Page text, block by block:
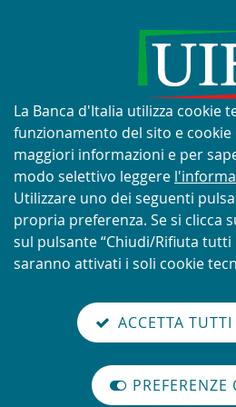
Tentativi di truffa
improprio del
della UIF
SCOPRI DI
Organizzazione
Rapporto annuale per il 2017, n. 10 - 2018
Informativa
sui
cookie:
La Banca d'Italia utilizza cookie
funzionamento del sito e
maggiori informazioni e per
modo selettivo leggere
Utilizzare uno dei seguenti
propria preferenza. Se si clicca
sul pulsante “Chiudi/Rifiuta tutti
saranno attivati i soli cookie
ACCETTA
PREFERENZE